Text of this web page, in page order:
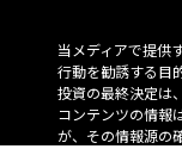
当メディアで提供
行動を勧誘する目
投資の最終決定は
コンテンツの情報
が、その情報源の